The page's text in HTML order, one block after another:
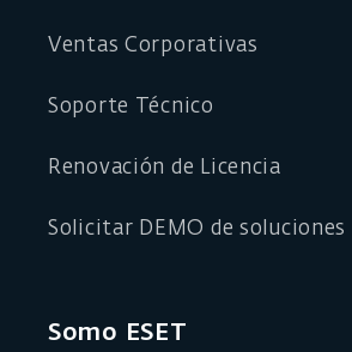
Ventas Corporativas
Soporte Técnico
Renovación de Licencia
Solicitar DEMO de soluciones
Somo ESET